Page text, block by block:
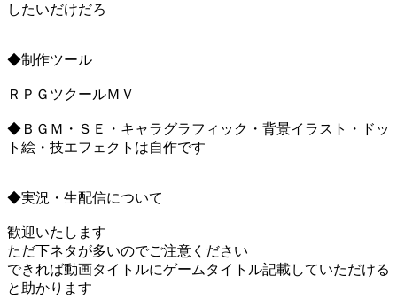
したいだけだろ
◆制作ツール
ＲＰＧツクールＭＶ
◆ＢＧＭ・ＳＥ・キャラグラフィック・背景イラスト・ドッ
ト絵・技エフェクトは自作です
◆実況・生配信について
歓迎いたします
ただ下ネタが多いのでご注意ください
できれば動画タイトルにゲームタイトル記載していただける
と助かります